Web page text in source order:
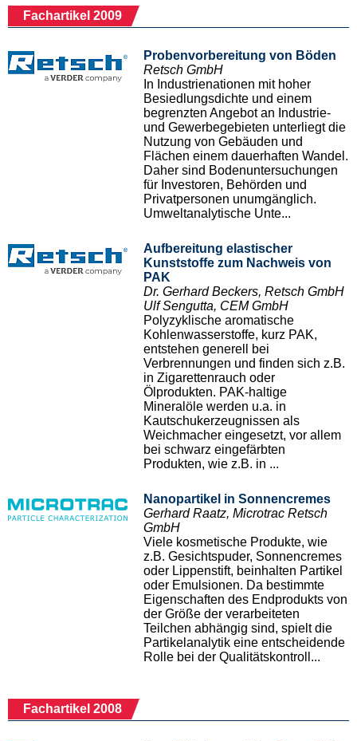
Fachartikel 2009
Probenvorbereitung von Böden
Retsch GmbH
In Industrienationen mit hoher
Besiedlungsdichte und einem
begrenzten Angebot an Industrie-
und Gewerbegebieten unterliegt die
Nutzung von Gebäuden und
Flächen einem dauerhaften Wandel.
Daher sind Bodenuntersuchungen
für Investoren, Behörden und
Privatpersonen unumgänglich.
Umweltanalytische Unte...
Aufbereitung elastischer
Kunststoffe zum Nachweis von
PAK
Dr. Gerhard Beckers, Retsch GmbH
Ulf Sengutta, CEM GmbH
Polyzyklische aromatische
Kohlenwasserstoffe, kurz PAK,
entstehen generell bei
Verbrennungen und finden sich z.B.
in Zigarettenrauch oder
Ölprodukten. PAK-haltige
Mineralöle werden u.a. in
Kautschukerzeugnissen als
Weichmacher eingesetzt, vor allem
bei schwarz eingefärbten
Produkten, wie z.B. in ...
Nanopartikel in Sonnencremes
Gerhard Raatz, Microtrac Retsch
GmbH
Viele kosmetische Produkte, wie
z.B. Gesichtspuder, Sonnencremes
oder Lippenstift, beinhalten Partikel
oder Emulsionen. Da bestimmte
Eigenschaften des Endprodukts von
der Größe der verarbeiteten
Teilchen abhängig sind, spielt die
Partikelanalytik eine entscheidende
Rolle bei der Qualitätskontroll...
Fachartikel 2008